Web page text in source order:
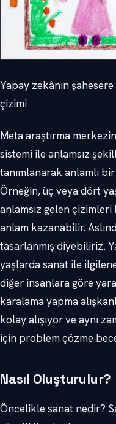
Yapay zekânın
çizimi
Meta araştırma
sistemi ile anlamsız
tanımlanarak anlamlı
Örneğin, üç veya dört
anlamsız gelen
anlam kazanabilir.
tasarlanmış diyebiliriz.
yaşlarda sanat ile
diğer insanlara göre
karalama yapma
kolay alışıyor ve aynı
için problem çözme
Nasıl Oluşturulur?
Öncelikle sanat nedir?